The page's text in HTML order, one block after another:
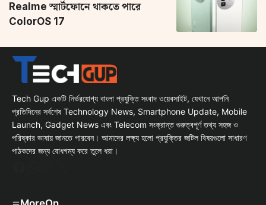
Realme স্মার্টফোনে থাকতে পারে
ColorOS 17
Tech Gup একটি নির্ভরযোগ্য বাংলা প্রযুক্তি সংবাদ ওয়েবসাইট, যেখানে আপনি
প্রতিদিনের সর্বশেষ Technology News, Smartphone Update, Mobile
Launch, Gadget News এবং Telecom সংক্রান্ত গুরুত্বপূর্ণ তথ্য সহজ ও
পরিষ্কার ভাষায় জানতে পারবেন। আমাদের লক্ষ্য হলো প্রযুক্তির জটিল বিষয়গুলো সাধারণ
পাঠকদের জন্য বোধগম্য করে তুলে ধরা।